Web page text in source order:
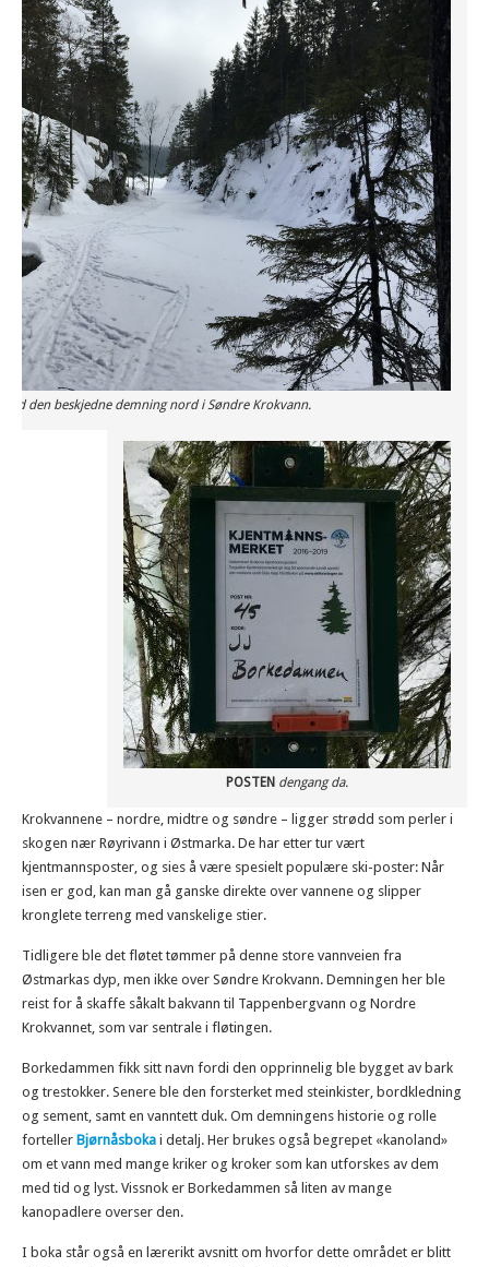
Ved den beskjedne demning nord i Søndre Krokvann.
POSTEN dengang da.
Krokvannene – nordre, midtre og søndre – ligger strødd som perler i
skogen nær Røyrivann i Østmarka. De har etter tur vært
kjentmannsposter, og sies å være spesielt populære ski-poster: Når
isen er god, kan man gå ganske direkte over vannene og slipper
kronglete terreng med vanskelige stier.
Tidligere ble det fløtet tømmer på denne store vannveien fra
Østmarkas dyp, men ikke over Søndre Krokvann. Demningen her ble
reist for å skaffe såkalt bakvann til Tappenbergvann og Nordre
Krokvannet, som var sentrale i fløtingen.
Borkedammen fikk sitt navn fordi den opprinnelig ble bygget av bark
og trestokker. Senere ble den forsterket med steinkister, bordkledning
og sement, samt en vanntett duk. Om demningens historie og rolle
forteller Bjørnåsboka i detalj. Her brukes også begrepet «kanoland»
om et vann med mange kriker og kroker som kan utforskes av dem
med tid og lyst. Vissnok er Borkedammen så liten av mange
kanopadlere overser den.
I boka står også en lærerikt avsnitt om hvorfor dette området er blitt